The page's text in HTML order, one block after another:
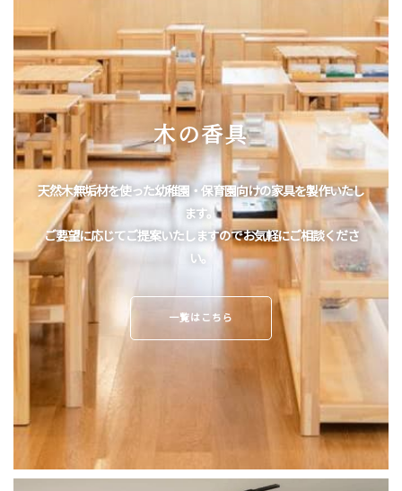
木の香具
天然木無垢材を使った幼稚園・保育園向けの家具を製作いたし
ます。
ご要望に応じてご提案いたしますのでお気軽にご相談くださ
い。
一覧はこちら